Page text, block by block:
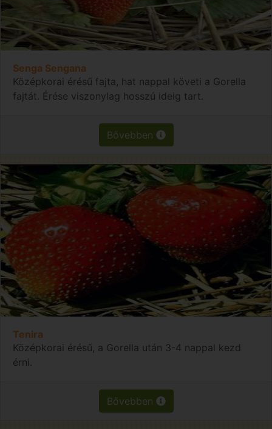
Senga Sengana
Középkorai érésű fajta, hat nappal követi a Gorella
fajtát. Érése viszonylag hosszú ideig tart.
Bővebben
Tenira
Középkorai érésű, a Gorella után 3-4 nappal kezd
érni.
Bővebben